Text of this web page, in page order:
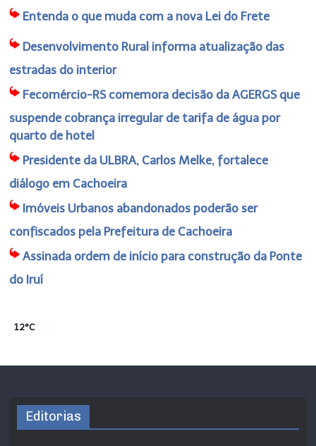
Entenda o que muda com a nova Lei do Frete
Desenvolvimento Rural informa atualização das
estradas do interior
Fecomércio-RS comemora decisão da AGERGS que
suspende cobrança irregular de tarifa de água por
quarto de hotel
Presidente da ULBRA, Carlos Melke, fortalece
diálogo em Cachoeira
Imóveis Urbanos abandonados poderão ser
confiscados pela Prefeitura de Cachoeira
Assinada ordem de início para construção da Ponte
do Iruí
12°C
Editorias